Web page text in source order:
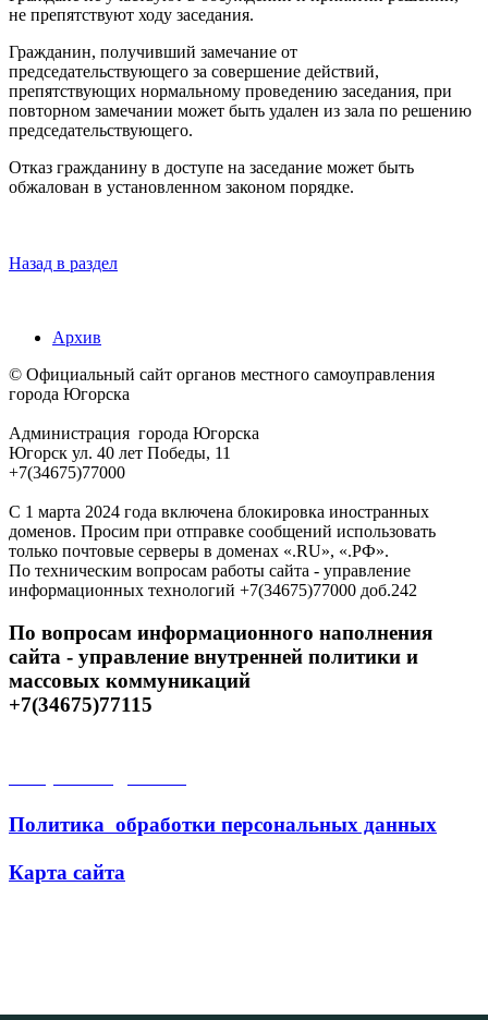
не препятствуют ходу заседания.
Гражданин, получивший замечание от
председательствующего за совершение действий,
препятствующих нормальному проведению заседания, при
повторном замечании может быть удален из зала по решению
председательствующего.
Отказ гражданину в доступе на заседание может быть
обжалован в установленном законом порядке.
Назад в раздел
Архив
© Официальный сайт органов местного самоуправления
города Югорска
Администрация города Югорска
Югорск ул. 40 лет Победы, 11
+7(34675)77000
С 1 марта 2024 года включена блокировка иностранных
доменов. Просим при отправке сообщений использовать
только почтовые серверы в доменах «.RU», «.РФ».
По техническим вопросам работы сайта - управление
информационных технологий +7(34675)77000 доб.242
По вопросам информационного наполнения
сайта - управление внутренней политики и
массовых коммуникаций
+7(34675)77115
Политика обработки персональных данных
Карта сайта